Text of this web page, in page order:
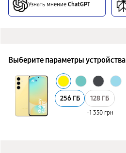
Узнать мнение ChatGPT
Выберите параметры устройства
256 ГБ 128 ГБ
-1 350 грн